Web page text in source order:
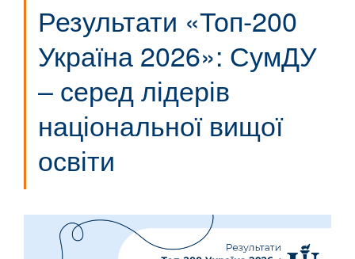
Результати «Топ-200
Україна 2026»: СумДУ
– серед лідерів
національної вищої
освіти